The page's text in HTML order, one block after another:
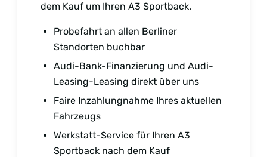
dem Kauf um Ihren A3 Sportback.
Probefahrt an allen Berliner
Standorten buchbar
Audi-Bank-Finanzierung und Audi-
Leasing-Leasing direkt über uns
Faire Inzahlungnahme Ihres aktuellen
Fahrzeugs
Werkstatt-Service für Ihren A3
Sportback nach dem Kauf